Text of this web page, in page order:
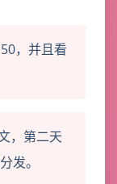
，并且看
，第二天
发。